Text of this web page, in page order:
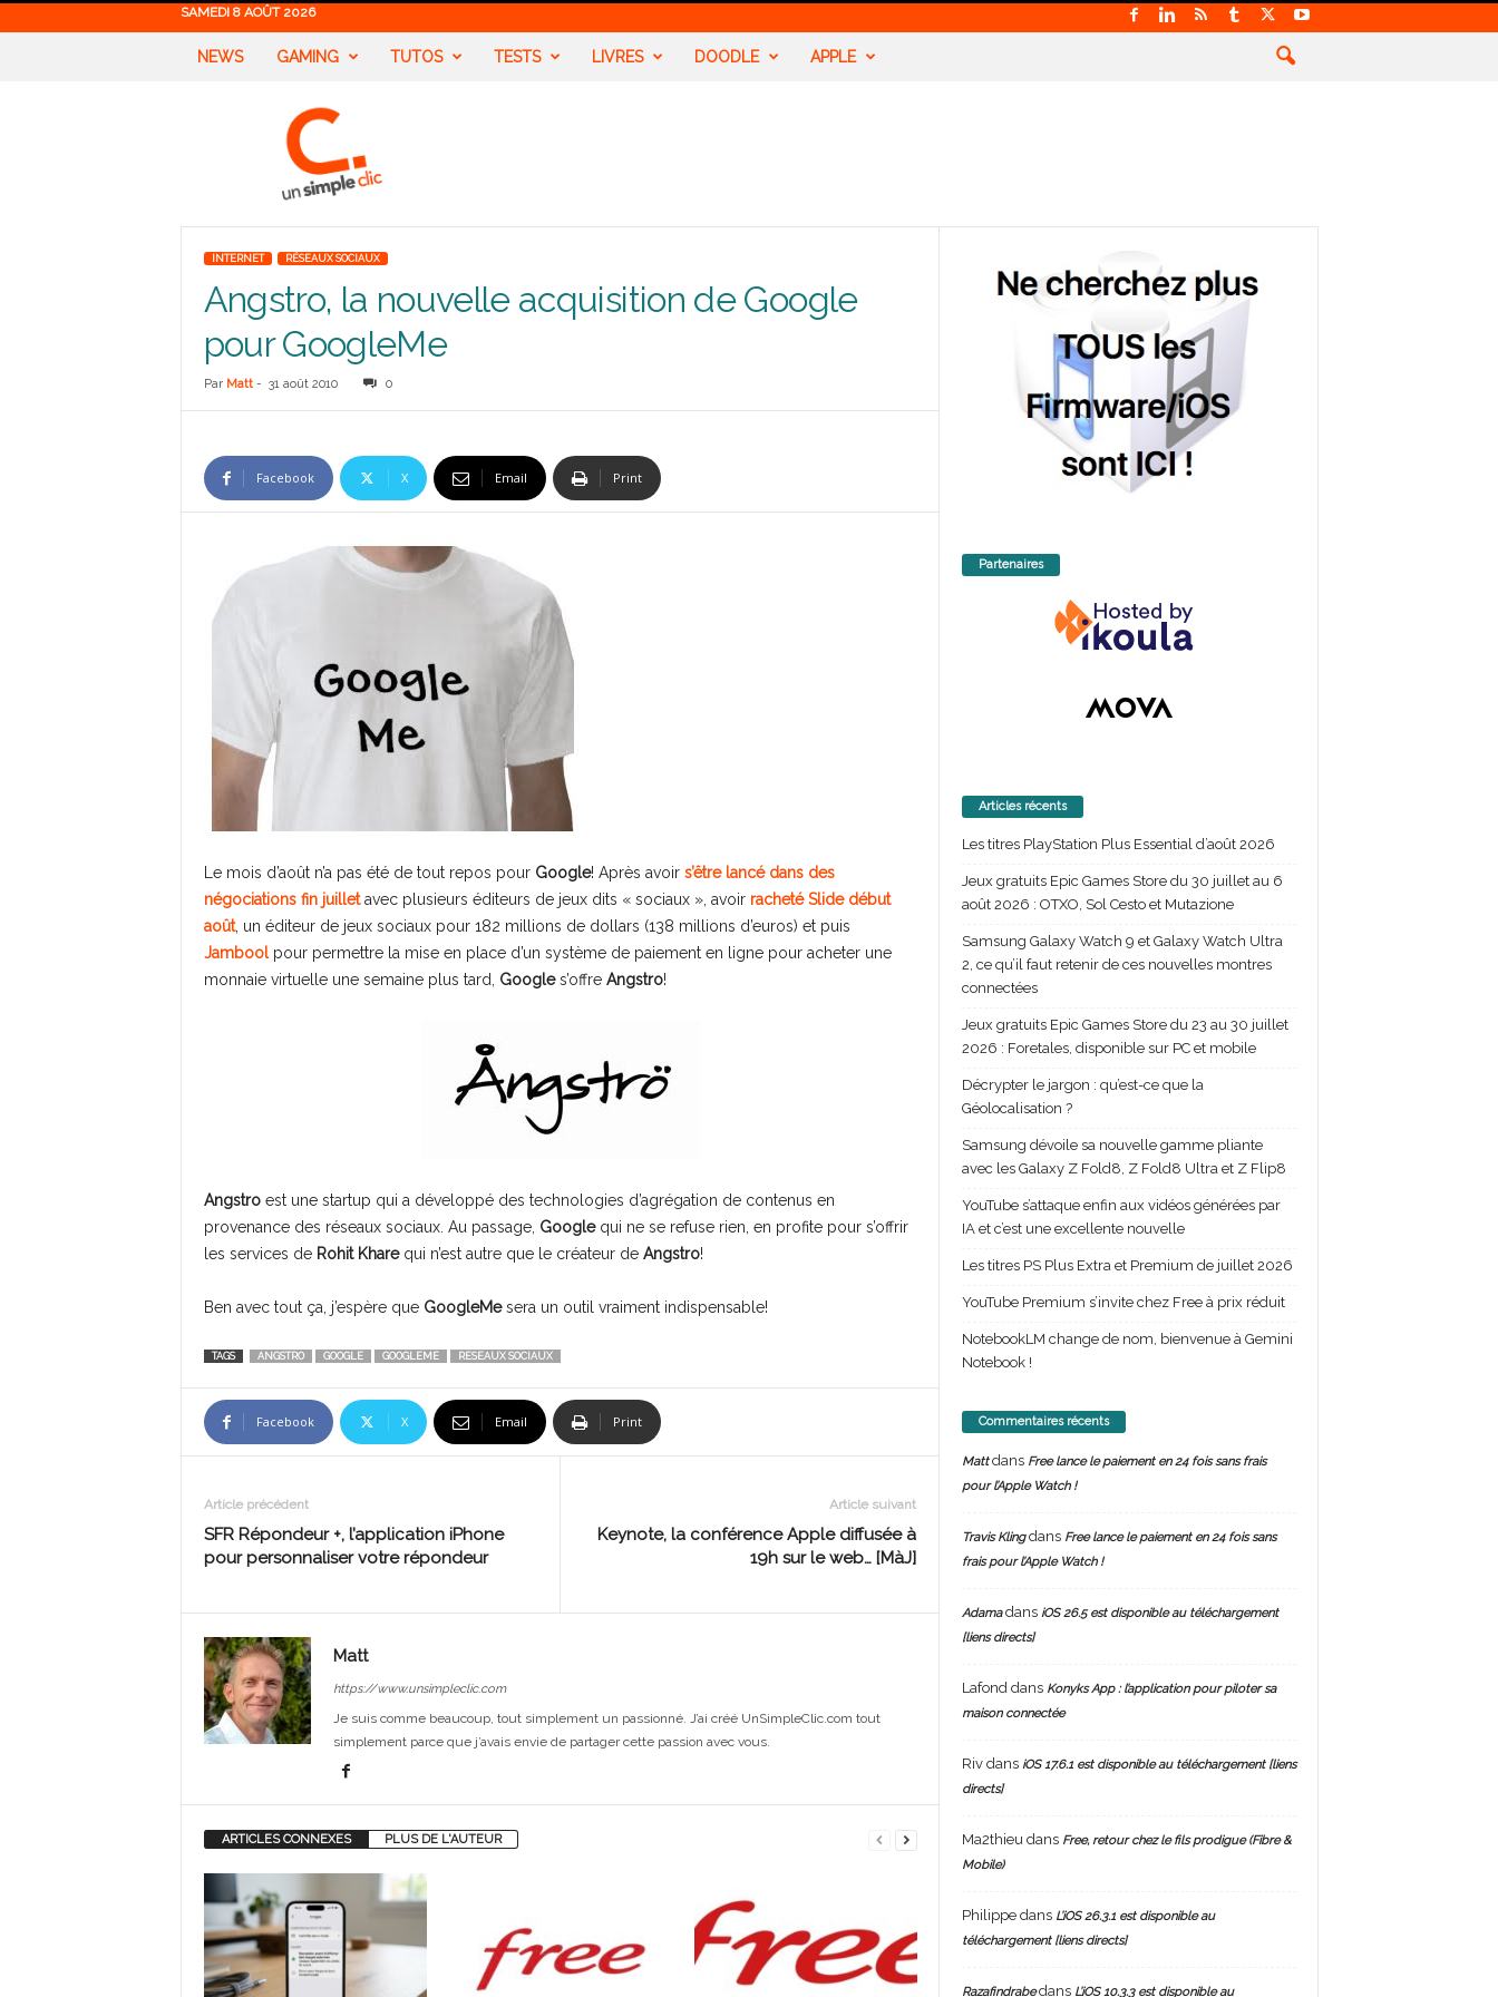
SAMEDI 8 AOÛT 2026
NEWS GAMING TUTOS TESTS LIVRES DOODLE APPLE
INTERNET RÉSEAUX SOCIAUX
Angstro, la nouvelle acquisition de Google
pour GoogleMe
Par Matt- 31 août 2010 0
Facebook X Email Print
Le mois d’août n’a pas été de tout repos pour Google! Après avoir s’être lancé dans des
négociations fin juilletavec plusieurs éditeurs de jeux dits « sociaux », avoir racheté Slide début
août, un éditeur de jeux sociaux pour 182 millions de dollars (138 millions d’euros) et puis
Jamboolpour permettre la mise en place d’un système de paiement en ligne pour acheter une
monnaie virtuelle une semaine plus tard, Googles’offre Angstro!
Angstroest une startup qui a développé des technologies d’agrégation de contenus en
provenance des réseaux sociaux. Au passage, Googlequi ne se refuse rien, en profite pour s’offrir
les services de Rohit Kharequi n’est autre que le créateur de Angstro!
Ben avec tout ça, j’espère que GoogleMesera un outil vraiment indispensable!
TAGS ANGSTRO GOOGLE GOOGLEME RESEAUX SOCIAUX
Facebook X Email Print
Article précédent
SFR Répondeur +, l’application iPhone
pour personnaliser votre répondeur
Article suivant
Keynote, la conférence Apple diffusée à
19h sur le web… [MàJ]
Matt
https://www.unsimpleclic.com
Je suis comme beaucoup, tout simplement un passionné. J’ai créé UnSimpleClic.com tout
simplement parce que j’avais envie de partager cette passion avec vous.
ARTICLES CONNEXES PLUS DE L'AUTEUR
Partenaires
Articles récents
Les titres PlayStation Plus Essential d’août 2026
Jeux gratuits Epic Games Store du 30 juillet au 6
août 2026 : OTXO, Sol Cesto et Mutazione
Samsung Galaxy Watch 9 et Galaxy Watch Ultra
2, ce qu’il faut retenir de ces nouvelles montres
connectées
Jeux gratuits Epic Games Store du 23 au 30 juillet
2026 : Foretales, disponible sur PC et mobile
Décrypter le jargon : qu’est-ce que la
Géolocalisation ?
Samsung dévoile sa nouvelle gamme pliante
avec les Galaxy Z Fold8, Z Fold8 Ultra et Z Flip8
YouTube s’attaque enfin aux vidéos générées par
IA et c’est une excellente nouvelle
Les titres PS Plus Extra et Premium de juillet 2026
YouTube Premium s’invite chez Free à prix réduit
NotebookLM change de nom, bienvenue à Gemini
Notebook !
Commentaires récents
Mattdans Free lance le paiement en 24 fois sans frais
pour l’Apple Watch !
Travis Klingdans Free lance le paiement en 24 fois sans
frais pour l’Apple Watch !
Adamadans iOS 26.5 est disponible au téléchargement
[liens directs]
Lafond dans Konyks App : l’application pour piloter sa
maison connectée
Rivdans iOS 17.6.1 est disponible au téléchargement [liens
directs]
Ma2thieu dans Free, retour chez le fils prodigue (Fibre &
Mobile)
Philippedans L’iOS 26.3.1 est disponible au
téléchargement [liens directs]
Razafindrabedans L’iOS 10.3.3 est disponible au